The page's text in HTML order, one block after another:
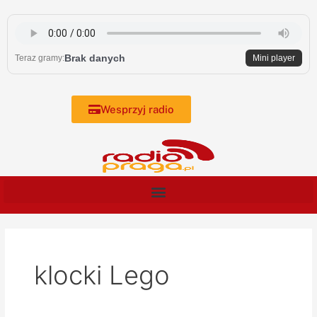
content
Teraz gramy:Brak danych Mini player
Wesprzyj radio
klocki Lego